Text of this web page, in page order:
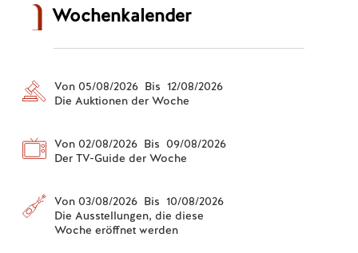
Wochenkalender
Von 05/08/2026 Bis 12/08/2026
Die Auktionen der Woche
Von 02/08/2026 Bis 09/08/2026
Der TV-Guide der Woche
Von 03/08/2026 Bis 10/08/2026
Die Ausstellungen, die diese
Woche eröffnet werden